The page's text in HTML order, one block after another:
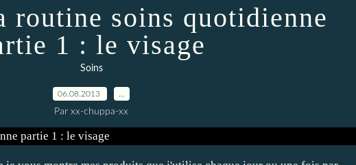
routine soins quotidienne
1 : le visage
Soins
06.08.2013
Par xx-chuppa-xx